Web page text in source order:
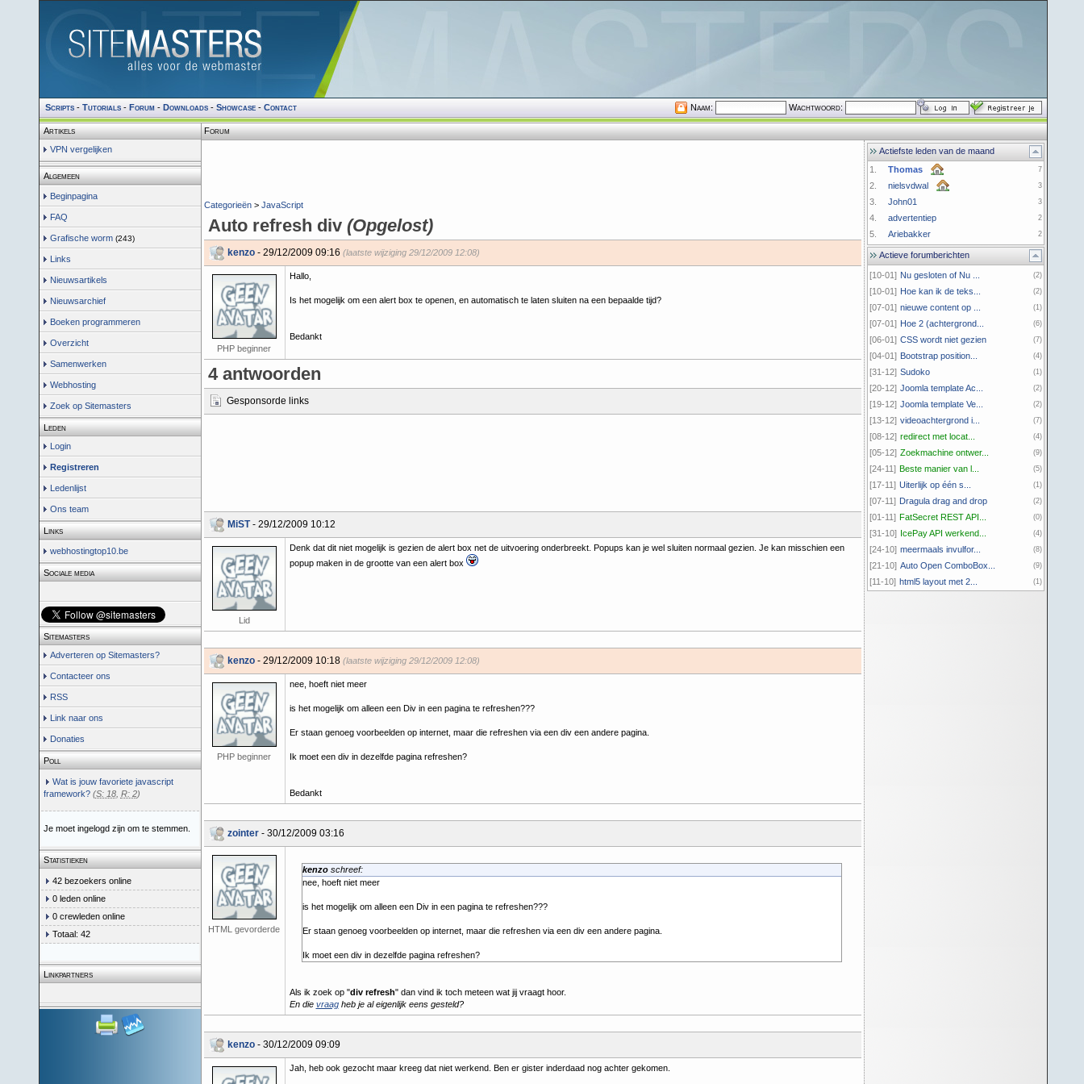
Scripts- Tutorials- Forum- Downloads- Showcase- Contact Naam: Wachtwoord:
Artikels
VPN vergelijken
Algemeen
Beginpagina
FAQ
Grafische worm (243)
Links
Nieuwsartikels
Nieuwsarchief
Boeken programmeren
Overzicht
Samenwerken
Webhosting
Zoek op Sitemasters
Leden
Login
Registreren
Ledenlijst
Ons team
Links
webhostingtop10.be
Sociale media
Sitemasters
Adverteren op Sitemasters?
Contacteer ons
RSS
Link naar ons
Donaties
Poll
Wat is jouw favoriete javascript
framework? (S: 18, R: 2)
Je moet ingelogd zijn om te stemmen.
Statistieken
42 bezoekers online
0 leden online
0 crewleden online
Totaal: 42
Linkpartners
Forum
Categorieën> JavaScript
Auto refresh div (Opgelost)
kenzo- 29/12/2009 09:16 (laatste wijziging 29/12/2009 12:08)
PHP beginner
Hallo,
Is het mogelijk om een alert box te openen, en automatisch te laten sluiten na een bepaalde tijd?
Bedankt
4 antwoorden
Gesponsorde links
MiST- 29/12/2009 10:12
Lid
Denk dat dit niet mogelijk is gezien de alert box net de uitvoering onderbreekt. Popups kan je wel sluiten normaal gezien. Je kan misschien een
popup maken in de grootte van een alert box
kenzo- 29/12/2009 10:18 (laatste wijziging 29/12/2009 12:08)
PHP beginner
nee, hoeft niet meer
is het mogelijk om alleen een Div in een pagina te refreshen???
Er staan genoeg voorbeelden op internet, maar die refreshen via een div een andere pagina.
Ik moet een div in dezelfde pagina refreshen?
Bedankt
zointer- 30/12/2009 03:16
HTML gevorderde
kenzoschreef:
nee, hoeft niet meer
is het mogelijk om alleen een Div in een pagina te refreshen???
Er staan genoeg voorbeelden op internet, maar die refreshen via een div een andere pagina.
Ik moet een div in dezelfde pagina refreshen?
Als ik zoek op "div refresh" dan vind ik toch meteen wat jij vraagt hoor.
En die vraagheb je al eigenlijk eens gesteld?
kenzo- 30/12/2009 09:09
Jah, heb ook gezocht maar kreeg dat niet werkend. Ben er gister inderdaad nog achter gekomen.
Actiefste leden van de maand
1.
Thomas 7
2. nielsvdwal 3
3. John01 3
4. advertentiep 2
5. Ariebakker 2
Actieve forumberichten
[10-01] Nu gesloten of Nu ... (2)
[10-01] Hoe kan ik de teks... (2)
[07-01] nieuwe content op ... (1)
[07-01] Hoe 2 (achtergrond... (6)
[06-01] CSS wordt niet gezien (7)
[04-01] Bootstrap position... (4)
[31-12] Sudoko (1)
[20-12] Joomla template Ac... (2)
[19-12] Joomla template Ve... (2)
[13-12] videoachtergrond i... (7)
[08-12] redirect met locat... (4)
[05-12] Zoekmachine ontwer... (9)
[24-11] Beste manier van l... (5)
[17-11] Uiterlijk op één s... (1)
[07-11] Dragula drag and drop (2)
[01-11] FatSecret REST API... (0)
[31-10] IcePay API werkend... (4)
[24-10] meermaals invulfor... (8)
[21-10] Auto Open ComboBox... (9)
[11-10] html5 layout met 2... (1)